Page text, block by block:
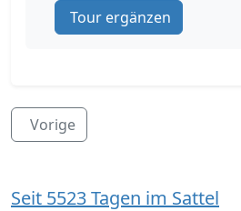
Tour ergänzen
Vorige
Seit 5523 Tagen im Sattel